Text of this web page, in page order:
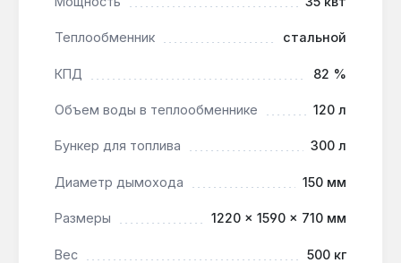
Да — мощность 35 кВт и отапливаемая
площадь 350 м² покрывают потребности
такого дома, а бункер 300 л позволяет
планировать пополнение раз в несколько
Можно ли использовать только дрова?
Да — вторая камера с водяными
колосниками предназначена для сжигания
дров, брикетов и кокса, хотя основное
Теплообменник стальной
КПД 82 %
Объем воды в теплообменнике 120 л
Бункер для топлива 300 л
Диаметр дымохода 150 мм
Размеры 1220 × 1590 × 710 мм
Вес 500 кг